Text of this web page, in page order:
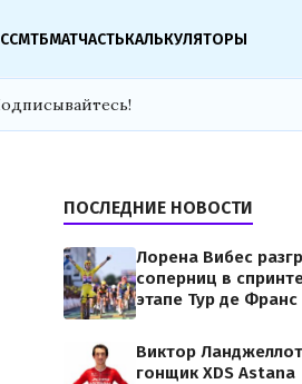
МТБМАТЧАСТЬКАЛЬКУЛЯТОРЫ
ПОСЛЕДНИЕ НОВОСТИ
Лорена Вибес
соперниц в
этапе Тур де
Виктор
гонщик XDS Astana